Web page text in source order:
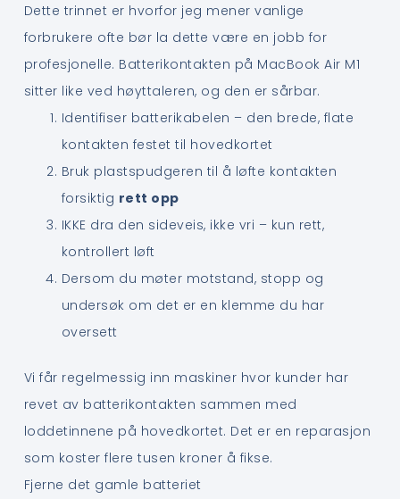
Dette trinnet er hvorfor jeg mener vanlige
forbrukere ofte bør la dette være en jobb for
profesjonelle. Batterikontakten på MacBook Air M1
sitter like ved høyttaleren, og den er sårbar.
Identifiser batterikabelen – den brede, flate
kontakten festet til hovedkortet
Bruk plastspudgeren til å løfte kontakten
forsiktig rett opp
IKKE dra den sideveis, ikke vri – kun rett,
kontrollert løft
Dersom du møter motstand, stopp og
undersøk om det er en klemme du har
oversett
Vi får regelmessig inn maskiner hvor kunder har
revet av batterikontakten sammen med
loddetinnene på hovedkortet. Det er en reparasjon
som koster flere tusen kroner å fikse.
Fjerne det gamle batteriet